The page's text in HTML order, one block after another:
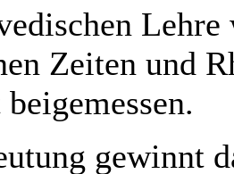
Zeiten und
gewinnt